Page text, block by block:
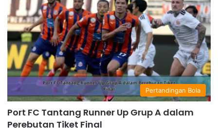
Pertandingan Bola
Port FC Tantang Runner Up Grup A dalam
Perebutan Tiket Final